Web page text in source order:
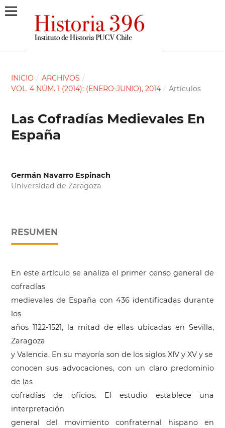
INICIO / ARCHIVOS /
VOL. 4 NÚM. 1 (2014): (ENERO-JUNIO), 2014 / Artículos
Las Cofradías Medievales En
España
Germán Navarro Espinach
Universidad de Zaragoza
RESUMEN
En este artículo se analiza el primer censo general de
cofradías
medievales de España con 436 identificadas durante
los
años 1122-1521, la mitad de ellas ubicadas en Sevilla,
Zaragoza
y Valencia. En su mayoría son de los siglos XIV y XV y se
conocen sus advocaciones, con un claro predominio
de las
cofradías de oficios. El estudio establece una
interpretación
general del movimiento confraternal hispano en